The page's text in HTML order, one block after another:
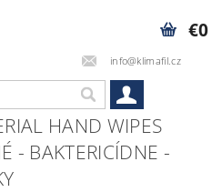
info@klimafil.cz
€0
HAND WIPES
- BAKTERICÍDNE -